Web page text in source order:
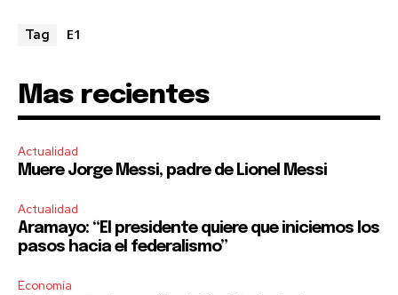
Tag E1
Mas recientes
Actualidad
Muere Jorge Messi, padre de Lionel Messi
Actualidad
Aramayo: “El presidente quiere que iniciemos los
pasos hacia el federalismo”
Economía